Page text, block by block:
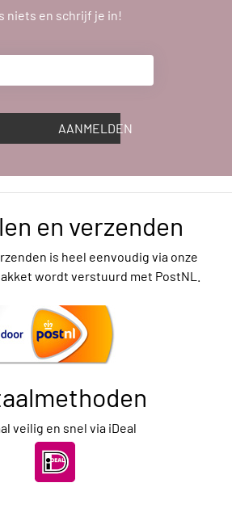
niets en schrijf je in!
AANMELDEN
en verzenden
is heel eenvoudig via onze
wordt verstuurd met PostNL.
veilig en snel via iDeal